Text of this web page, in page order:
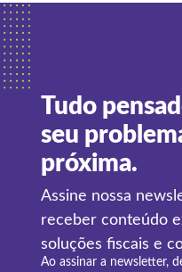
Tudo
seu
próxima.
Assine nossa
receber conteúdo
soluções fiscais e
Ao assinar a newsletter,